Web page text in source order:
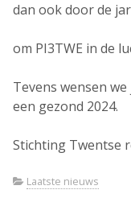
dan ook door de
om PI3TWE in de
Tevens wensen
een gezond 2024.
Stichting Twentse
Laatste nieuws